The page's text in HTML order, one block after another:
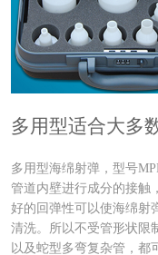
多用型适合大多
多用型海绵射弹，型号
管道内壁进行成分的接触
好的回弹性可以使海绵射
清洗。所以不受管形状限
以及蛇型多弯复杂管，都